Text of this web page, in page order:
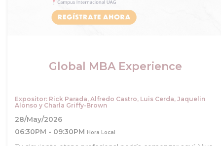
Global MBA Experience
Expositor: Rick Parada, Alfredo Castro, Luis Cerda, Jaquelin
Alonso y Charla Griffy-Brown
28/May/2026
06:30PM - 09:30PM Hora Local